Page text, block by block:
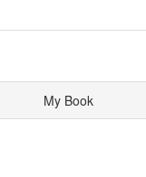
My Book